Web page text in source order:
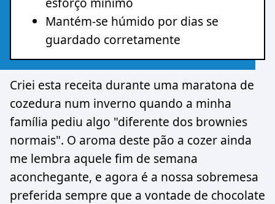
Mantém-se húmido por dias se
guardado corretamente
Criei esta receita durante uma maratona de
cozedura num inverno quando a minha
família pediu algo "diferente dos brownies
normais". O aroma deste pão a cozer ainda
me lembra aquele fim de semana
aconchegante, e agora é a nossa sobremesa
preferida sempre que a vontade de chocolate